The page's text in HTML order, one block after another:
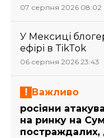
07 серпня 2026 08:02
У Мексиці
ефірі в TikTok
06 серпня 2026 23:43
Важливо
росіяни
на ринку на
постраждалих,